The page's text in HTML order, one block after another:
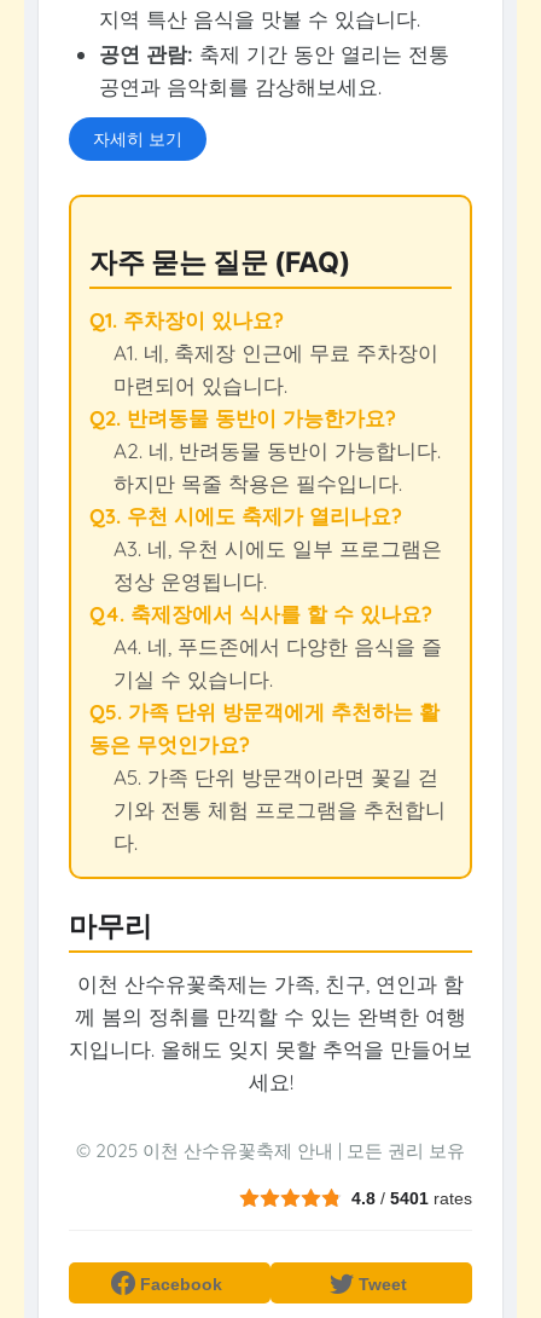
지역 특산 음식을 맛볼 수 있습니다.
공연 관람: 축제 기간 동안 열리는 전통
공연과 음악회를 감상해보세요.
자세히 보기
자주 묻는 질문 (FAQ)
Q1. 주차장이 있나요?
A1. 네, 축제장 인근에 무료 주차장이
마련되어 있습니다.
Q2. 반려동물 동반이 가능한가요?
A2. 네, 반려동물 동반이 가능합니다.
하지만 목줄 착용은 필수입니다.
Q3. 우천 시에도 축제가 열리나요?
A3. 네, 우천 시에도 일부 프로그램은
정상 운영됩니다.
Q4. 축제장에서 식사를 할 수 있나요?
A4. 네, 푸드존에서 다양한 음식을 즐
기실 수 있습니다.
Q5. 가족 단위 방문객에게 추천하는 활
동은 무엇인가요?
A5. 가족 단위 방문객이라면 꽃길 걷
기와 전통 체험 프로그램을 추천합니
다.
마무리
이천 산수유꽃축제는 가족, 친구, 연인과 함
께 봄의 정취를 만끽할 수 있는 완벽한 여행
지입니다. 올해도 잊지 못할 추억을 만들어보
세요!
© 2025 이천 산수유꽃축제 안내 | 모든 권리 보유
4.8 /5401 rates
Facebook Tweet